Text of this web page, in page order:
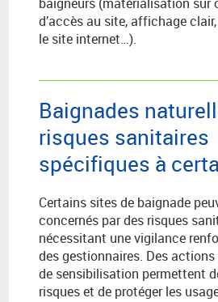
d’accès au site, affichage
le site internet…).
Baignades
risques sanitaires
spécifiques à
Certains sites de baignade
concernés par des risques
nécessitant une vigilance
des gestionnaires. Des
de sensibilisation permettent
risques et de protéger les